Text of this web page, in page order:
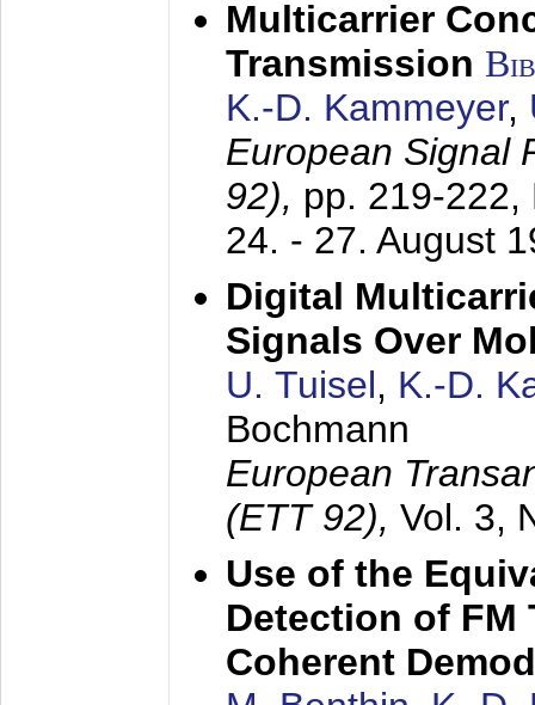
Multicarrier
Transmission
K.-D. Kammeyer,
European Signal
92), pp. 219-222,
24. - 27. August
Digital
Signals Over
U. Tuisel, K.-D.
Bochmann
European
(ETT 92), Vol. 3,
Use of the
Detection of FM
Coherent